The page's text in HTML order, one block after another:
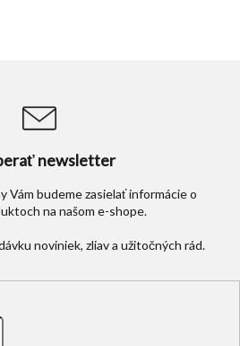
newsletter
Vám budeme zasielať informácie o
na našom e-shope.